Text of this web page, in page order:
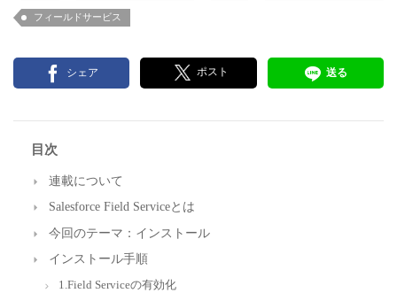
フィールドサービス
シェア ポスト 送る
目次
連載について
Salesforce Field Serviceとは
今回のテーマ：インストール
インストール手順
1.Field Serviceの有効化